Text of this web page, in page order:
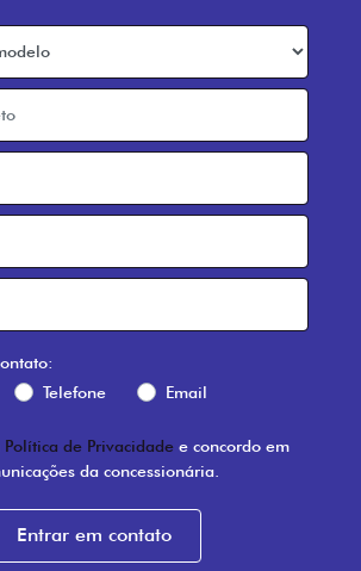
Telefone Email
Política de Privacidade e concordo em
da concessionária.
Entrar em contato